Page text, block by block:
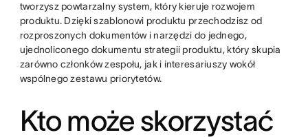
tworzysz powtarzalny system, który kieruje rozwojem
produktu. Dzięki szablonowi produktu przechodzisz od
rozproszonych dokumentów i narzędzi do jednego,
ujednoliconego dokumentu strategii produktu, który skupia
zarówno członków zespołu, jak i interesariuszy wokół
wspólnego zestawu priorytetów.
Kto może skorzystać